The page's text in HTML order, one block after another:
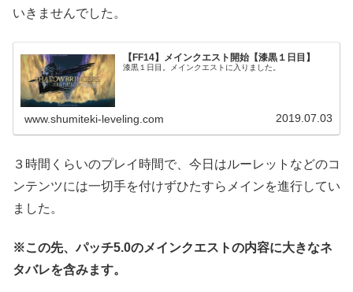
いきませんでした。
【FF14】メインクエスト開始【漆黒１日目】
漆黒１日目。メインクエストに入りました。
www.shumiteki-leveling.com 2019.07.03
３時間くらいのプレイ時間で、今日はルーレットなどのコ
ンテンツには一切手を付けずひたすらメインを進行してい
ました。
※この先、パッチ5.0のメインクエストの内容に大きなネ
タバレを含みます。